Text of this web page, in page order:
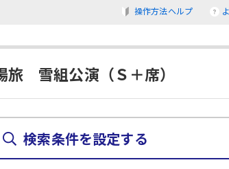
操作方法ヘルプ
旅 雪組公演（Ｓ＋席）
検索条件を設定する